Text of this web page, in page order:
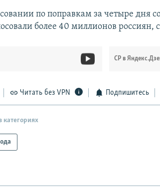
по поправкам за четыре дня
более 40 миллионов
СР в
Читать без VPN Подпишитесь
категориях